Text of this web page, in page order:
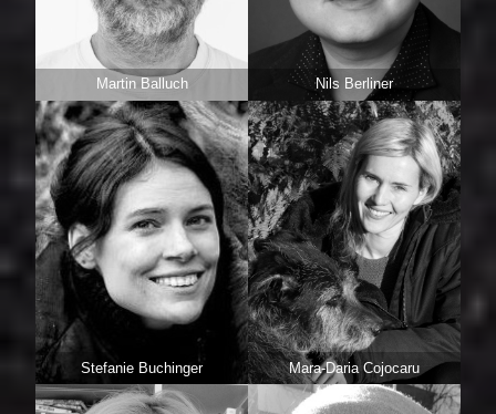
Martin Balluch Nils Berliner
Stefanie Buchinger Mara-Daria Cojocaru